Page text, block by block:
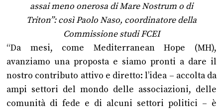
assai meno onerosa di Mare Nostrum o di
Triton”: così Paolo Naso, coordinatore della
Commissione studi FCEI
“Da mesi, come Mediterranean Hope (MH),
avanziamo una proposta e siamo pronti a dare il
nostro contributo attivo e diretto: l’idea – accolta da
ampi settori del mondo delle associazioni, delle
comunità di fede e di alcuni settori politici – è